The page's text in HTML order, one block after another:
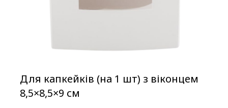
Для капкейків (на 1 шт) з віконцем
8,5×8,5×9 см